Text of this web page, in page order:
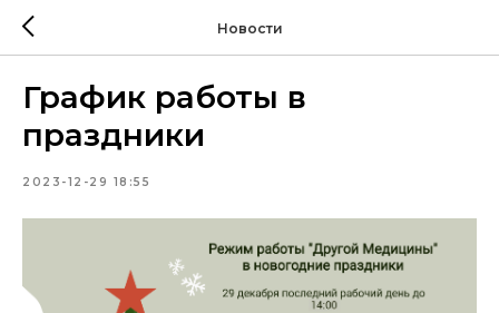
Новости
График работы в
праздники
2023-12-29 18:55